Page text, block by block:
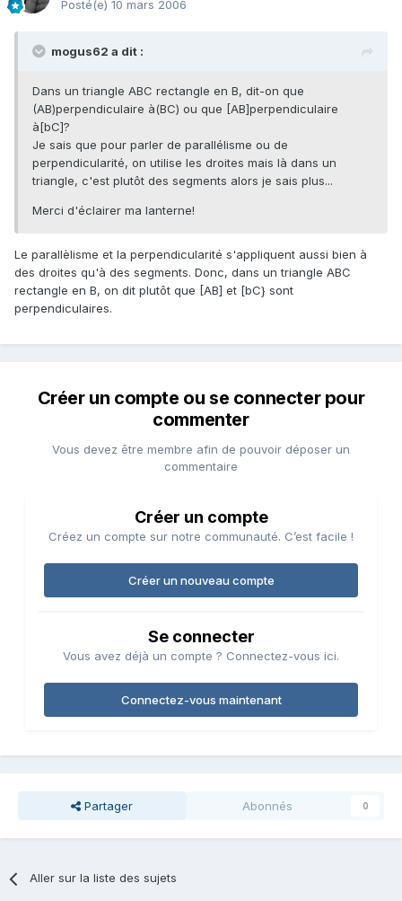
Posté(e) 10 mars 2006
mogus62 a dit :
Dans un triangle ABC rectangle en B, dit-on que
(AB)perpendiculaire à(BC) ou que [AB]perpendiculaire
à[bC]?
Je sais que pour parler de parallélisme ou de
perpendicularité, on utilise les droites mais là dans un
triangle, c'est plutôt des segments alors je sais plus...
Merci d'éclairer ma lanterne!
Le parallèlisme et la perpendicularité s'appliquent aussi bien à
des droites qu'à des segments. Donc, dans un triangle ABC
rectangle en B, on dit plutôt que [AB] et [bC} sont
perpendiculaires.
Créer un compte ou se connecter pour
commenter
Vous devez être membre afin de pouvoir déposer un
commentaire
Créer un compte
Créez un compte sur notre communauté. C’est facile !
Créer un nouveau compte
Se connecter
Vous avez déjà un compte ? Connectez-vous ici.
Connectez-vous maintenant
Partager Abonnés 0
Aller sur la liste des sujets